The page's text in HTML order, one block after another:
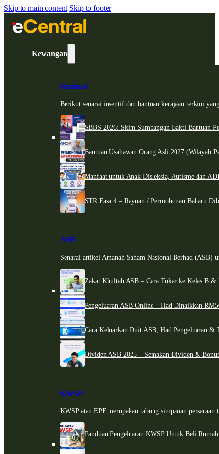
Skip to main content Skip to footer
Kewangan
Bantuan
Berikut senarai insentif dan bantuan kerajaan terkini
SBBS 2026: Skim Sumbangan Bakti Bantuan
Bantuan Usahawan Orang Asli 2027 (Wilayah
Manfaat untuk Anak Disleksia, Autisme dan
STR Fasa 4 – Rayuan / Permohonan Baharu
ASB
Senarai artikel Amanah Saham Nasional Berhad (ASB)
Zakat Khultah ASB – Cara Tukar ke Kelas B &
Pengeluaran ASB Online – Had Dinaikkan
Cara Keluarkan Duit ASB, Had Pengeluaran &
Dividen ASB 2025 – Semakan Dividen &
KWSP
KWSP atau EPF merupakan tabung simpanan persaraan
Panduan Pengeluaran KWSP Untuk Beli